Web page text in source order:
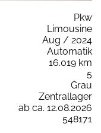
Pkw
Limousine
Aug / 2024
Automatik
16.019 km
5
Grau
Zentrallager
ab ca. 12.08.2026
548171